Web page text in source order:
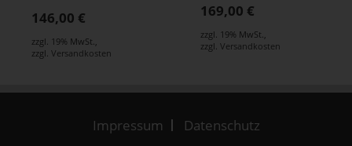
146,00 €
zzgl. 19% MwSt.
zzgl. Versandkosten
169,00 €
zzgl. 19% MwSt.
zzgl. Versandkosten
Impressum Datenschutz